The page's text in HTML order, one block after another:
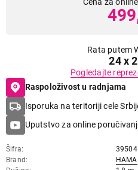
Cena za
Rata putem
24 x
Pogledajte
Raspoloživost u radnjama
Isporuka na teritoriji cele
Uputstvo za online
Šifra
39504
Brand
HAMA